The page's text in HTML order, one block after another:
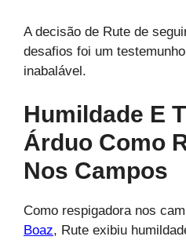
A decisão de Rute de
desafios foi um
inabalável.
Humildade E
Árduo Como
Nos Campos
Como respigadora nos
Boaz, Rute exibiu